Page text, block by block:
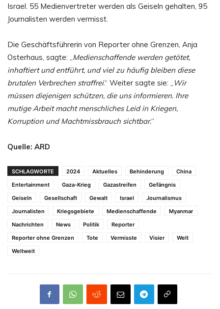
Israel. 55 Medienvertreter werden als Geiseln gehalten, 95
Journalisten werden vermisst.
Die Geschäftsführerin von Reporter ohne Grenzen, Anja
Osterhaus, sagte: „Medienschaffende werden getötet,
inhaftiert und entführt, und viel zu häufig bleiben diese
brutalen Verbrechen straffrei.“ Weiter sagte sie: „ Wir
müssen diejenigen schützen, die uns informieren. Ihre
mutige Arbeit macht menschliches Leid in Kriegen,
Korruption und Machtmissbrauch sichtbar.“
Quelle: ARD
SCHLAGWORTE 2024 Aktuelles Behinderung
China
Entertainment
Gaza-Krieg Gazastreifen
Gefängnis
Geiseln
Gesellschaft Gewalt Israel
Journalismus
Journalisten
Kriegsgebiete Medienschaffende
Myanmar
Nachrichten
News Politik
Reporter
Reporter ohne Grenzen
Tote Vermisste Visier
Welt
Weltweit